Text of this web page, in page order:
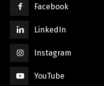
Facebook
LinkedIn
Instagram
YouTube